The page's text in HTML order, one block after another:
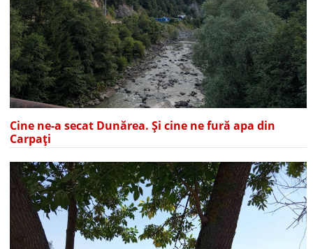
Cine ne-a secat Dunărea. Și cine ne fură apa din
Carpați